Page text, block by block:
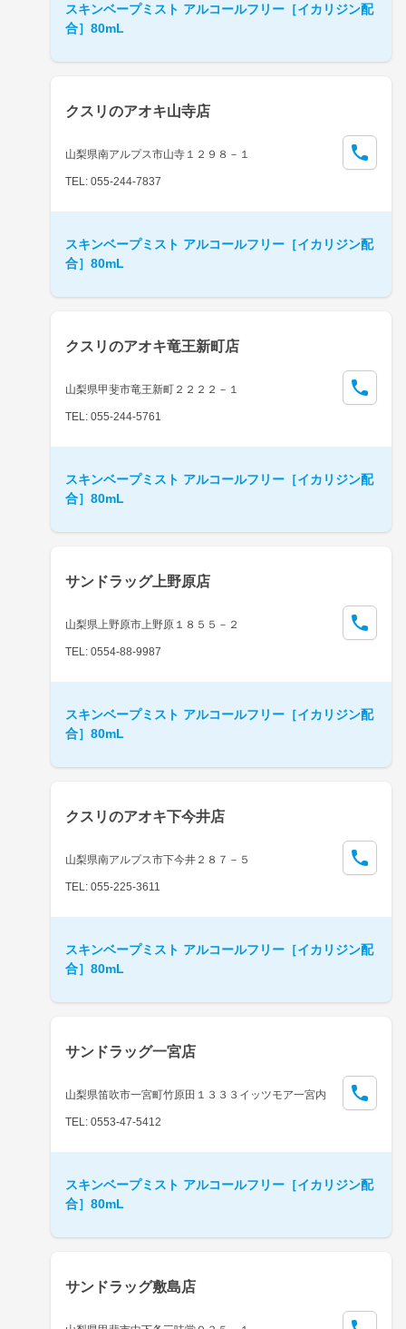
スキンベープミスト アルコールフリー［イカリジン配
合］80mL
クスリのアオキ山寺店
山梨県南アルプス市山寺１２９８－１
TEL: 055-244-7837
スキンベープミスト アルコールフリー［イカリジン配
合］80mL
クスリのアオキ竜王新町店
山梨県甲斐市竜王新町２２２２－１
TEL: 055-244-5761
スキンベープミスト アルコールフリー［イカリジン配
合］80mL
サンドラッグ上野原店
山梨県上野原市上野原１８５５－２
TEL: 0554-88-9987
スキンベープミスト アルコールフリー［イカリジン配
合］80mL
クスリのアオキ下今井店
山梨県南アルプス市下今井２８７－５
TEL: 055-225-3611
スキンベープミスト アルコールフリー［イカリジン配
合］80mL
サンドラッグ一宮店
山梨県笛吹市一宮町竹原田１３３３イッツモア一宮内
TEL: 0553-47-5412
スキンベープミスト アルコールフリー［イカリジン配
合］80mL
サンドラッグ敷島店